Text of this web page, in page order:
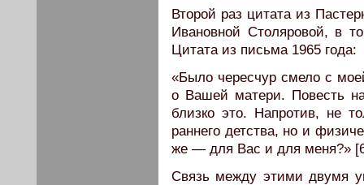
Второй раз цитата из
Ивановной Столяровой, в
Цитата из письма 1965 года:
«Было чересчур смело с
о Вашей матери. Повесть
близко это. Напротив, не
раннего детства, но и
же — для Вас и для меня?»
Связь между этими двумя